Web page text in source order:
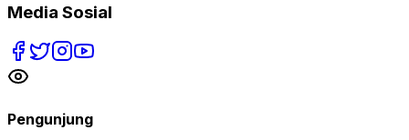
Media Sosial
Pengunjung